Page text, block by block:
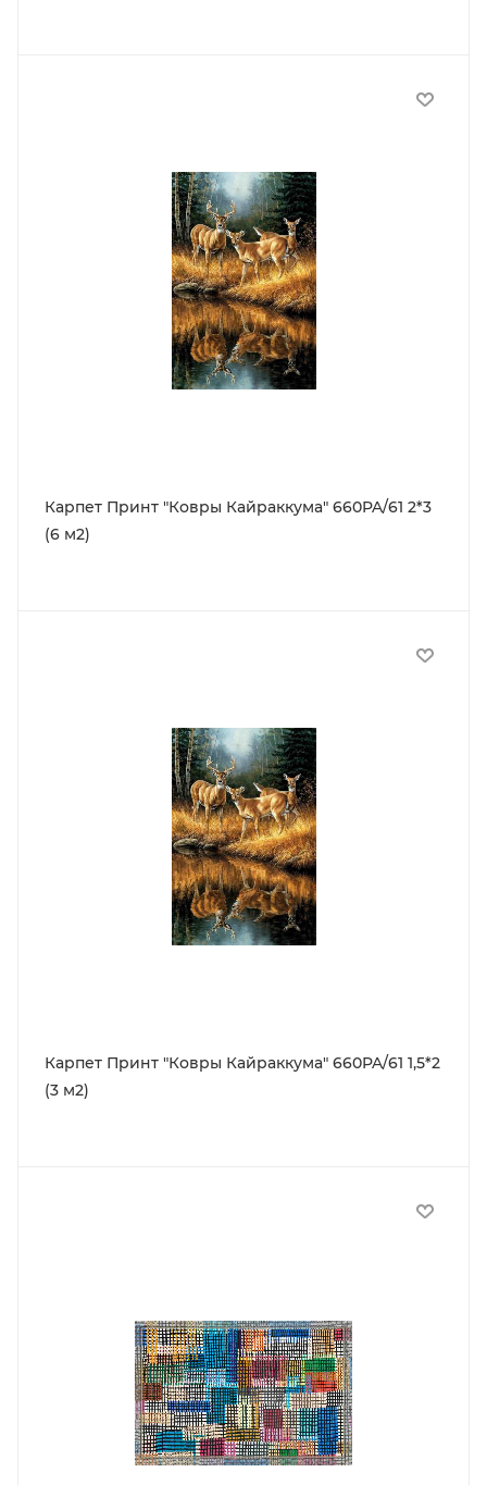
Карпет Принт "Ковры Кайраккума" 660PA/61 2*3
(6 м2)
Карпет Принт "Ковры Кайраккума" 660PA/61 1,5*2
(3 м2)